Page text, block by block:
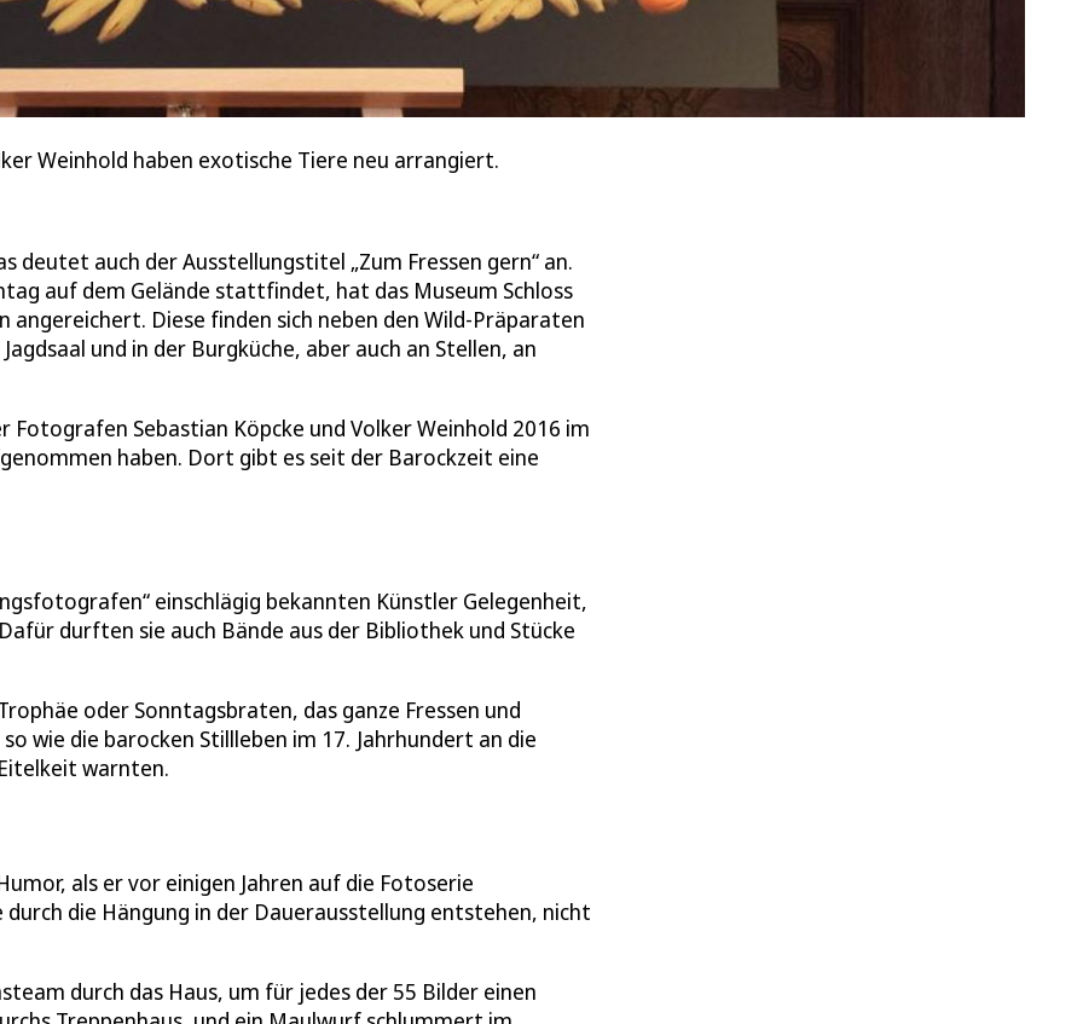
Weinhold haben exotische Tiere neu arrangiert.
deutet auch der Ausstellungstitel „Zum Fressen gern“ an.
auf dem Gelände stattfindet, hat das Museum Schloss
Diese finden sich neben den Wild-Präparaten
und in der Burgküche, aber auch an Stellen, an
Fotografen Sebastian Köpcke und Volker Weinhold 2016 im
haben. Dort gibt es seit der Barockzeit eine
einschlägig bekannten Künstler Gelegenheit,
durften sie auch Bände aus der Bibliothek und Stücke
oder Sonntagsbraten, das ganze Fressen und
wie die barocken Stillleben im 17. Jahrhundert an die
warnten.
als er vor einigen Jahren auf die Fotoserie
die Hängung in der Dauerausstellung entstehen, nicht
durch das Haus, um für jedes der 55 Bilder einen